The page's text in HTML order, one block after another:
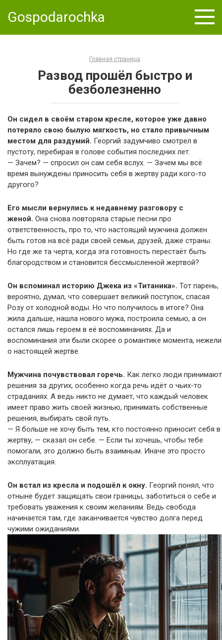
Gospodarochka
Главная страница
Развод прошёл быстро и
безболезненно
Он сидел в своём старом кресле, которое уже давно
потеряло свою былую мягкость, но стало привычным
местом для раздумий. Георгий задумчиво смотрел в
пустоту, перебирая в голове события последних лет.
— Зачем? — спросил он сам себя вслух. — Зачем мы всё
время вынуждены приносить себя в жертву ради кого-то
другого?
Его мысли вернулись к недавнему разговору с
женой. Она снова повторяла старые песни про
ответственность, про то, что настоящий мужчина должен
быть готов на всё ради своей семьи, друзей, даже страны.
Но где же та черта, когда эта готовность перестаёт быть
благородством и становится бессмысленной жертвой?
Он вспоминал историю Джека из «Титаника». Тот парень,
вероятно, думал, что совершает великий поступок, спасая
Розу от холодной воды. Но что получилось в итоге? Она
жила дальше, нашла нового мужа, построила семью, а он
остался лишь героем в её воспоминаниях. Да и
воспоминания эти были скорее о романтике момента, нежели
о настоящей жертве.
Мужчина почувствовал горечь. Как легко люди принимают
решения за других, особенно когда речь идёт о чьих-то
страданиях. А ведь никто не думает, что каждый человек
имеет право жить своей жизнью, принимать собственные
решения, выбирать свой путь.
— Я больше не хочу быть тем, кто постоянно приносит себя в
жертву, — сказал он себе. — Если ты хочешь, чтобы тебе
помогали, это должно быть взаимным. Иначе это просто
эксплуатация.
Он встал из кресла и подошёл к окну. Георгий понял, что
отныне будет защищать свои границы, заботиться о себе и
требовать уважения к своим желаниям. Ведь свобода
начинается там, где заканчивается чувство долга перед
чужими ожиданиями.